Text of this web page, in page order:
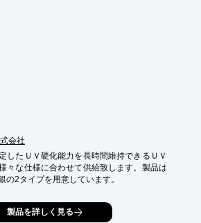
計・製作・設置
会社
したＵＶ硬化能力を長時間維持できるＵＶ
々な仕様に合わせて供給致します。製品は
の2タイプを用意しています。
グ等の乾燥用に使われ、短波長域のUV光
製品を詳しく見る